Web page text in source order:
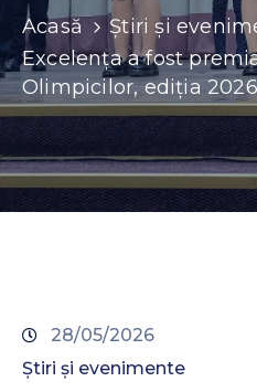
Acasă
Știri și
Excelența a fost
Olimpicilor, ediția
28/05/2026
Știri și evenimente